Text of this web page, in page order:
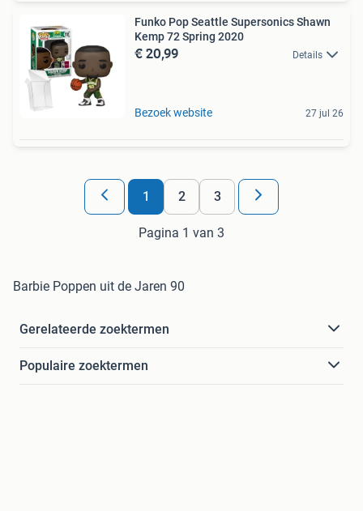
Funko Pop Seattle Supersonics Shawn
Kemp 72 Spring 2020
€ 20,99 Details
Bezoek website 27 jul 26
1 2 3
Pagina 1 van 3
Barbie Poppen uit de Jaren 90
Gerelateerde zoektermen
Populaire zoektermen